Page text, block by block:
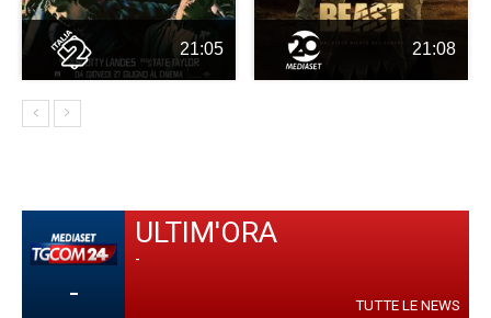
21:05 21:08
-
ULTIM'ORA
-
TUTTE LE NEWS